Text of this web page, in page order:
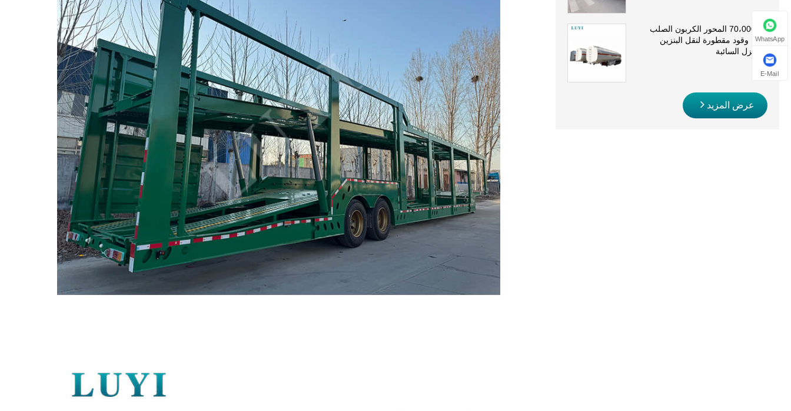
70،000L 5 المحور الكربون الصلب
ناقلة وقود مقطورة لنقل البنزين
والديزل السائبة
عرض المزيد
WhatsApp
E-Mail